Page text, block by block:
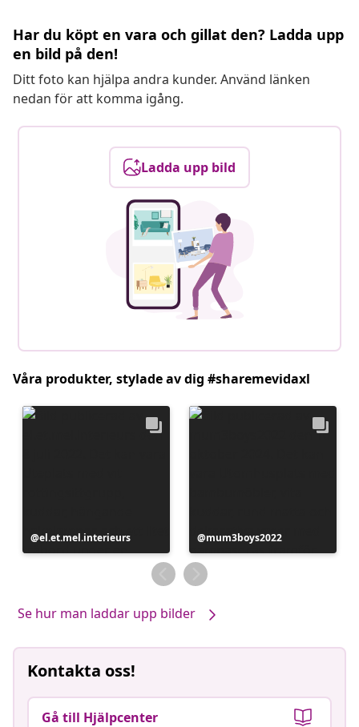
Har du köpt en vara och gillat den? Ladda upp
en bild på den!
Ditt foto kan hjälpa andra kunder. Använd länken
nedan för att komma igång.
Ladda upp bild
Våra produkter, stylade av dig #sharemevidaxl
Inlägg
publicerat
el.et.mel.interieurs
Inlägg
publicerat
av
mum3boys2022
Se hur man laddar upp bilder
Kontakta oss!
Gå till Hjälpcenter